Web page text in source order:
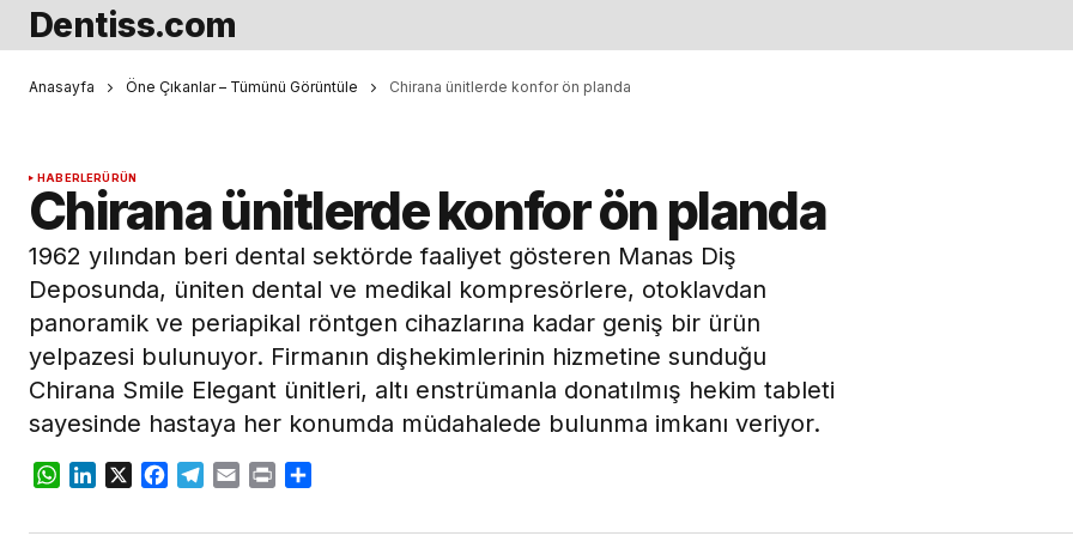
Dentiss.com
Anasayfa Öne Çıkanlar – Tümünü Görüntüle Chirana ünitlerde konfor ön planda
HABERLERÜRÜN
Chirana ünitlerde konfor ön planda
1962 yılından beri dental sektörde faaliyet gösteren Manas Diş
Deposunda, üniten dental ve medikal kompresörlere, otoklavdan
panoramik ve periapikal röntgen cihazlarına kadar geniş bir ürün
yelpazesi bulunuyor. Firmanın dişhekimlerinin hizmetine sunduğu
Chirana Smile Elegant ünitleri, altı enstrümanla donatılmış hekim tableti
sayesinde hastaya her konumda müdahalede bulunma imkanı veriyor.
WhatsApp
LinkedIn
X Facebook
Telegram
Email Print